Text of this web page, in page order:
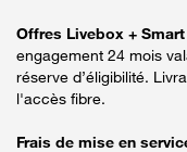
Offres Livebox + Smart
engagement 24 mois
réserve d’éligibilité.
l'accès fibre.
Frais de mise en